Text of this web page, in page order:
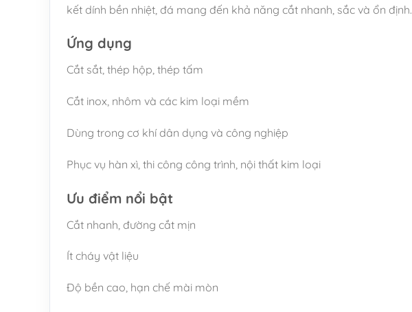
kết dính bền nhiệt, đá mang đến khả năng cắt nhanh, sắc và ổn định.
Ứng dụng
Cắt sắt, thép hộp, thép tấm
Cắt inox, nhôm và các kim loại mềm
Dùng trong cơ khí dân dụng và công nghiệp
Phục vụ hàn xì, thi công công trình, nội thất kim loại
Ưu điểm nổi bật
Cắt nhanh, đường cắt mịn
Ít cháy vật liệu
Độ bền cao, hạn chế mài mòn